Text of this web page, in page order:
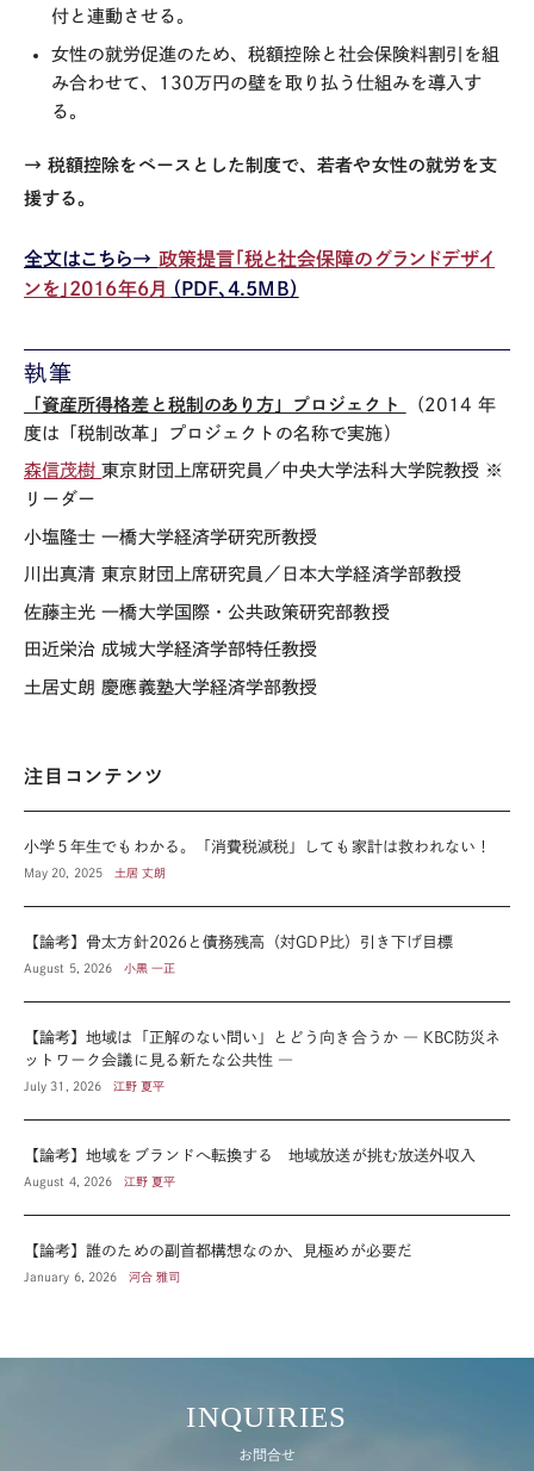
付と連動させる。
女性の就労促進のため、税額控除と社会保険料割引を組
み合わせて、130万円の壁を取り払う仕組みを導入す
る。
→ 税額控除をベースとした制度で、若者や女性の就労を支
援する。
全文はこちら→ 政策提言「税と社会保障のグランドデザイ
ンを」2016年6月 （PDF、4.5MB）
執筆
「資産所得格差と税制のあり方」プロジェクト
（2014 年
度は「税制改革」プロジェクトの名称で実施）
森信茂樹東京財団上席研究員／中央大学法科大学院教授 ※
リーダー
小塩隆士 一橋大学経済学研究所教授
川出真清 東京財団上席研究員／日本大学経済学部教授
佐藤主光 一橋大学国際・公共政策研究部教授
田近栄治 成城大学経済学部特任教授
土居丈朗 慶應義塾大学経済学部教授
注目コンテンツ
小学５年生でもわかる。「消費税減税」しても家計は救われない！
May 20, 2025 土居 丈朗
【論考】骨太方針2026と債務残高（対GDP比）引き下げ目標
August 5, 2026 小黒 一正
【論考】地域は「正解のない問い」とどう向き合うか ― KBC防災ネ
ットワーク会議に見る新たな公共性 ―
July 31, 2026 江野 夏平
【論考】地域をブランドへ転換する 地域放送が挑む放送外収入
August 4, 2026 江野 夏平
【論考】誰のための副首都構想なのか、見極めが必要だ
January 6, 2026 河合 雅司
INQUIRIES
お問合せ